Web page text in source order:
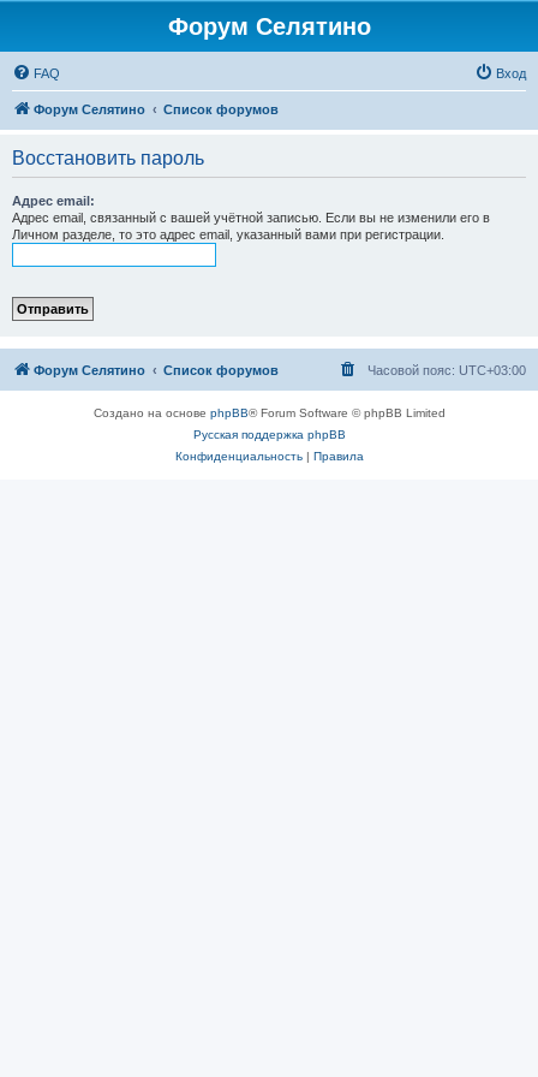
Форум Селятино
FAQ Вход
Форум Селятино Список форумов
Восстановить пароль
Адрес email:
Адрес email, связанный с вашей учётной записью. Если вы не изменили его в
Личном разделе, то это адрес email, указанный вами при регистрации.
Форум Селятино Список форумов Часовой пояс: UTC+03:00
Создано на основе phpBB® Forum Software © phpBB Limited
Русская поддержка phpBB
Конфиденциальность| Правила